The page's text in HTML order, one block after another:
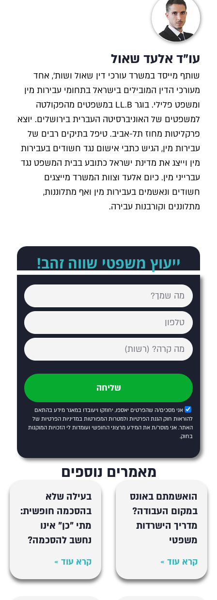
עו"ד אלעד שאול
שותף מייסד במשרד עורכי דין שאול ושות', אחד
מעורכי הדין המובילים בישראל בתחומי עבירות מין
ומשפט פלילי. בוגר LL.B במשפטים מהפקולטה
למשפטים של האוניברסיטה העברית בירושלים. יוצא
פרקליטות מחוז תל-אביב. טיפל בתיקים רבים של
עבירות מין, הגיש כתבי אישום נגד חשודים בעבירות
מין וייצג את מדינת ישראל כתובע בבית המשפט נגד
עברייני מין. כיום אלעד וצוות המשרד מייצגים
חשודים ונאשמים בעבירות מין ואף מתלוננות,
מתלוננים וקורבנות עבירה.
ייעוץ משפטי שווה זהב!
אני מסכים/ה שהפרטים יאספו, יחוזקו ויעובדו במאגר מידע בהתאם
להוראות חוק הגנת הפרטיות ולמטרות המפורטות במדיניות הפרטיות של
האתר. אני מוסר/ת את המידע מרצוני החופשי ועומדות לי הזכויות המוקנות
בחוק.
שליחה
מאמרים נוספים
הואשמתם באונס
במקום העבודה?
מדריך הישרדות
משפטי
קרא עוד »
בעילה שלא
בהסכמה חופשית:
מתי "כן" אינו
נחשב להסכמה?
קרא עוד »